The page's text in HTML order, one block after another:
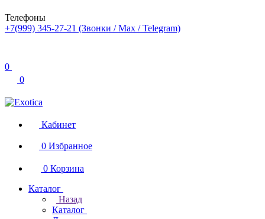
Телефоны
+7(999) 345-27-21 (Звонки / Max / Telegram)
0
0
Кабинет
0 Избранное
0 Корзина
Каталог
Назад
Каталог